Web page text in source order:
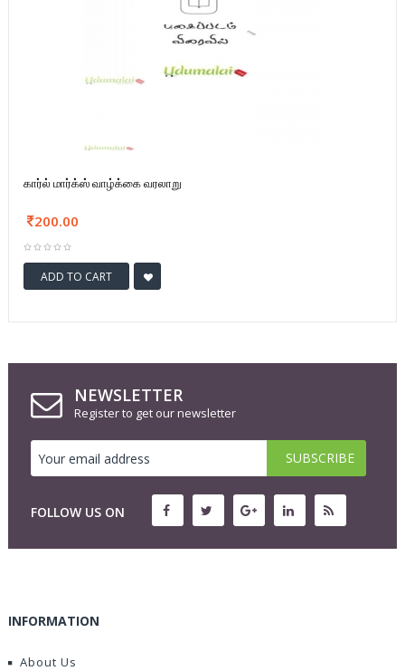
கார்ல் மார்க்ஸ் வாழ்க்கை வரலாறு
200.00
ADD TO CART
NEWSLETTER
Register to get our newsletter
FOLLOW US ON
INFORMATION
About Us